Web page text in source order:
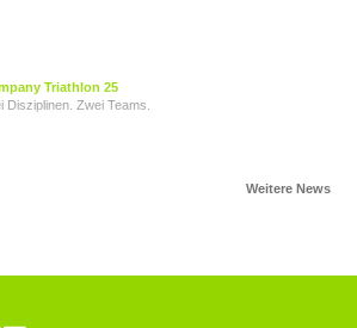
Triathlon 25
Disziplinen. Zwei Teams.